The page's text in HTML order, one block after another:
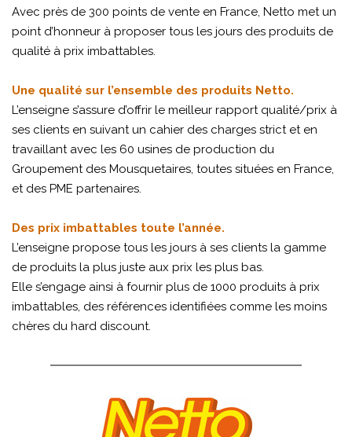
Avec près de 300 points de vente en France, Netto met un
point d’honneur à proposer tous les jours des produits de
qualité à prix imbattables.
Une qualité sur l’ensemble des produits Netto.
L’enseigne s’assure d’offrir le meilleur rapport qualité/prix à
ses clients en suivant un cahier des charges strict et en
travaillant avec les 60 usines de production du
Groupement des Mousquetaires, toutes situées en France,
et des PME partenaires.
Des prix imbattables toute l’année.
L’enseigne propose tous les jours à ses clients la gamme
de produits la plus juste aux prix les plus bas.
Elle s’engage ainsi à fournir plus de 1000 produits à prix
imbattables, des références identifiées comme les moins
chères du hard discount.